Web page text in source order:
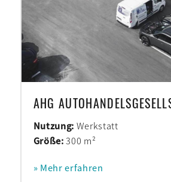
AHG
Nutzung: Werkstatt
Größe:300 m²
» Mehr erfahren